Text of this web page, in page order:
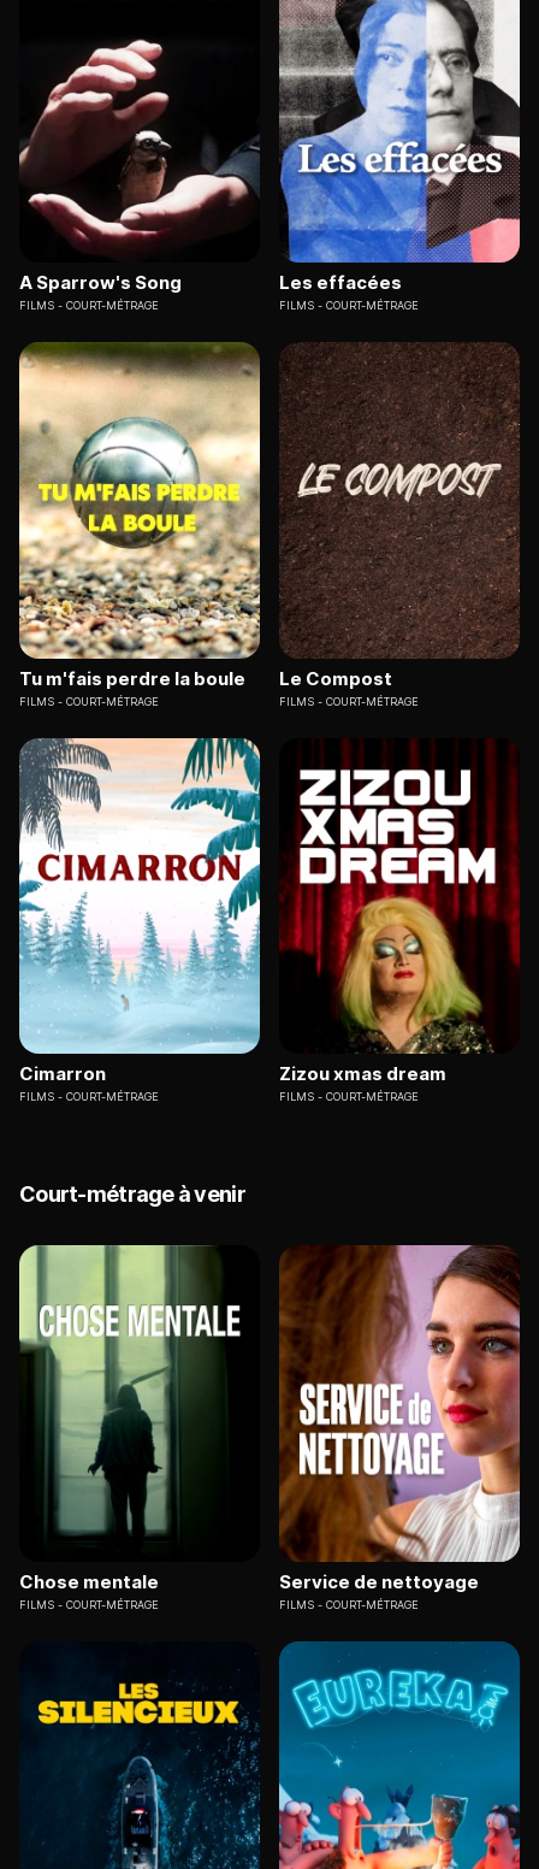
A Sparrow's Song
FILMS COURT-MÉTRAGE
Les effacées
FILMS COURT-MÉTRAGE
Tu m'fais perdre la boule
FILMS COURT-MÉTRAGE
Le Compost
FILMS COURT-MÉTRAGE
Cimarron
FILMS COURT-MÉTRAGE
Zizou xmas dream
FILMS COURT-MÉTRAGE
Court-métrage à venir
Chose mentale
FILMS COURT-MÉTRAGE
Service de nettoyage
FILMS COURT-MÉTRAGE